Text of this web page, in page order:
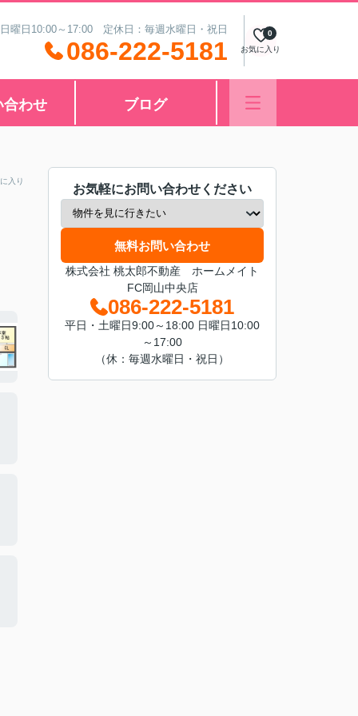
曜日10:00～17:00 定休日：毎週水曜日・祝日
086-222-5181 お気に入り
0
合わせ ブログ
入り
お気軽にお問い合わせください
無料お問い合わせ
株式会社 桃太郎不動産 ホームメイト
FC岡山中央店
086-222-5181
平日・土曜日9:00～18:00 日曜日10:00
～17:00
（休：毎週水曜日・祝日）